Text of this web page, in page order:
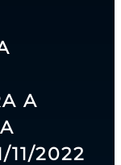
A
11/2022